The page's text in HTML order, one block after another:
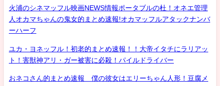
火浦のシネマッフル映画NEWS情報ポータブルの杜！オネエ管理
人オカマちゃんの鬼女的まとめ速報!オカマッフルアタックナンバ
ーハーフ
ユカ・ヨネッフル！初老的まとめ速報！！大帝イタチにラリアッ
ト！害獣神アリ・ガー被害に必殺！パイルドライバー
おネコさん的まとめ速報 僕の彼女はエリーちゃん人形！豆腐メ